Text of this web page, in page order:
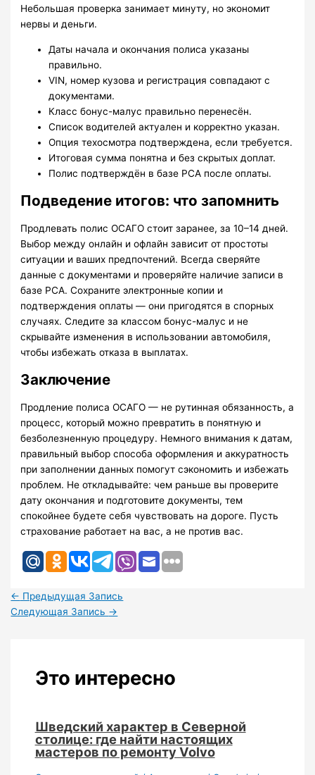
Небольшая проверка занимает минуту, но экономит
нервы и деньги.
Даты начала и окончания полиса указаны
правильно.
VIN, номер кузова и регистрация совпадают с
документами.
Класс бонус-малус правильно перенесён.
Список водителей актуален и корректно указан.
Опция техосмотра подтверждена, если требуется.
Итоговая сумма понятна и без скрытых доплат.
Полис подтверждён в базе РСА после оплаты.
Подведение итогов: что запомнить
Продлевать полис ОСАГО стоит заранее, за 10–14 дней.
Выбор между онлайн и офлайн зависит от простоты
ситуации и ваших предпочтений. Всегда сверяйте
данные с документами и проверяйте наличие записи в
базе РСА. Сохраните электронные копии и
подтверждения оплаты — они пригодятся в спорных
случаях. Следите за классом бонус-малус и не
скрывайте изменения в использовании автомобиля,
чтобы избежать отказа в выплатах.
Заключение
Продление полиса ОСАГО — не рутинная обязанность, а
процесс, который можно превратить в понятную и
безболезненную процедуру. Немного внимания к датам,
правильный выбор способа оформления и аккуратность
при заполнении данных помогут сэкономить и избежать
проблем. Не откладывайте: чем раньше вы проверите
дату окончания и подготовите документы, тем
спокойнее будете себя чувствовать на дороге. Пусть
страхование работает на вас, а не против вас.
← Предыдущая Запись
Следующая Запись →
Это интересно
Шведский характер в Северной
столице: где найти настоящих
мастеров по ремонту Volvo